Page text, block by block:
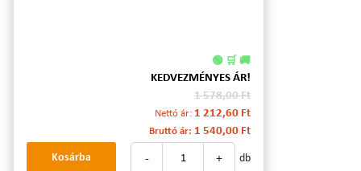
🟢 🛒 🚚
KEDVEZMÉNYES ÁR!
1 578,00 Ft
Nettó ár: 1 212,60 Ft
Bruttó ár: 1 540,00 Ft
- + db
Kosárba